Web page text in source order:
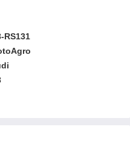
RS131